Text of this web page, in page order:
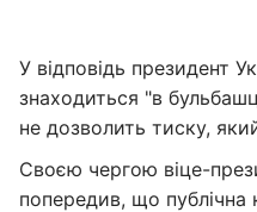
У відповідь президент
знаходиться "в
не дозволить тиску,
Своєю чергою віце-
попередив, що